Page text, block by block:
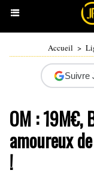
Accueil >
Suivre
OM : 19M€,
amoureux
!